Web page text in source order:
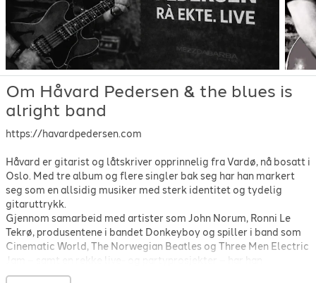
Stevie Ray Vaughan-Scuttle buttin' -1984
Thin Lizzy
Don't Believe a Word -
Tom Petty and The Heartbreakers
ZZ Top-Jesus Just Left Chicago
Om Håvard Pedersen & the blues is
alright band
https://havardpedersen.com
Håvard er gitarist og låtskriver opprinnelig fra Vardø, nå bosatt i
Oslo. Med tre album og flere singler bak seg har han markert
seg som en allsidig musiker med sterk identitet og tydelig
gitaruttrykk.
Gjennom samarbeid med artister som John Norum, Ronni Le
Tekrø, produsentene i bandet Donkeyboy og spiller i band som
Cinematic World, The Norwegian Beatles og Three Men Electric
Jam – samt en rekke live- og partyprosjekter – har han
opparbeidet solid sceneerfaring både i Norge og internasjonalt.